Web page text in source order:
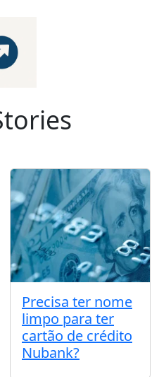
Precisa ter nome
limpo para ter
cartão de crédito
Nubank?